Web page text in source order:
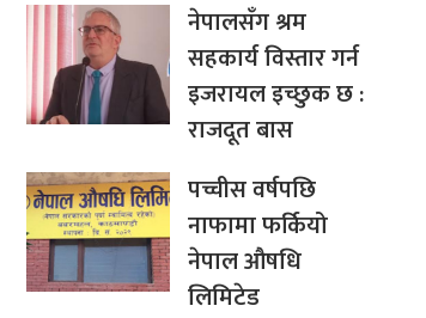
नेपालसँग श्रम
सहकार्य विस्तार गर्न
इजरायल इच्छुक छ :
राजदूत बास
पच्चीस वर्षपछि
नाफामा फर्कियो
नेपाल औषधि
लिमिटेड